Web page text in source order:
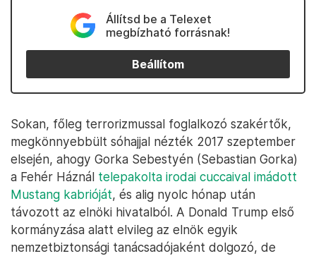
Állítsd be a Telexet
megbízható forrásnak!
Beállítom
Sokan, főleg terrorizmussal foglalkozó szakértők,
megkönnyebbült sóhajjal nézték 2017 szeptember
elsején, ahogy Gorka Sebestyén (Sebastian Gorka)
a Fehér Háznál telepakolta irodai cuccaival imádott
Mustang kabrióját, és alig nyolc hónap után
távozott az elnöki hivatalból. A Donald Trump első
kormányzása alatt elvileg az elnök egyik
nemzetbiztonsági tanácsadójaként dolgozó, de